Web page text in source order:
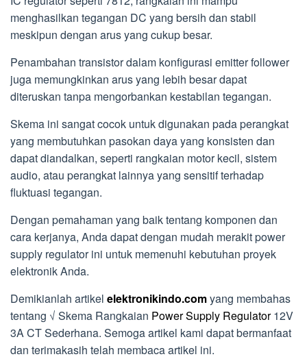
menghasilkan tegangan DC yang bersih dan stabil
meskipun dengan arus yang cukup besar.
Penambahan transistor dalam konfigurasi emitter follower
juga memungkinkan arus yang lebih besar dapat
diteruskan tanpa mengorbankan kestabilan tegangan.
Skema ini sangat cocok untuk digunakan pada perangkat
yang membutuhkan pasokan daya yang konsisten dan
dapat diandalkan, seperti rangkaian motor kecil, sistem
audio, atau perangkat lainnya yang sensitif terhadap
fluktuasi tegangan.
Dengan pemahaman yang baik tentang komponen dan
cara kerjanya, Anda dapat dengan mudah merakit power
supply regulator ini untuk memenuhi kebutuhan proyek
elektronik Anda.
Demikianlah artikel elektronikindo.comyang membahas
tentang √ Skema Rangkaian Power Supply Regulator12V
3A CT Sederhana. Semoga artikel kami dapat bermanfaat
dan terimakasih telah membaca artikel ini.